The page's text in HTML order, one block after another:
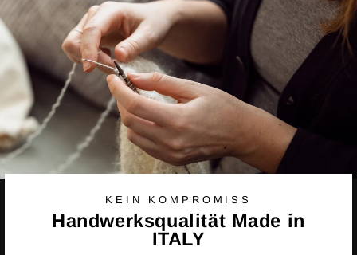
KEIN KOMPROMISS
Handwerksqualität Made in
ITALY